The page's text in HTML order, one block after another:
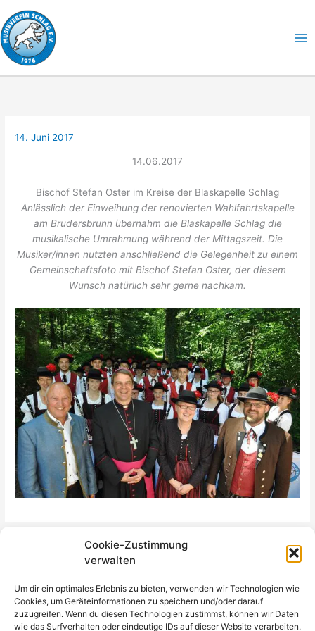
Cookie-Zustimmung
verwalten
Um dir ein optimales Erlebnis zu bieten, verwenden wir Technologien wie
Cookies, um Geräteinformationen zu speichern und/oder darauf
zuzugreifen. Wenn du diesen Technologien zustimmst, können wir Daten
wie das Surfverhalten oder eindeutige IDs auf dieser Website verarbeiten.
Inhalt
springen
14. Juni 2017
14.06.2017
Bischof Stefan Oster im Kreise der Blaskapelle Schlag
Anlässlich der Einweihung der renovierten Wahlfahrtskapelle
am Brudersbrunn übernahm die Blaskapelle Schlag die
musikalische Umrahmung während der Mittagszeit. Die
Musiker/innen nutzten anschließend die Gelegenheit zu einem
Gemeinschaftsfoto mit Bischof Stefan Oster, der diesem
Wunsch natürlich sehr gerne nachkam.
Vorheriger Beitrag Nächster Beitrag→
Musikverein Schlag e.V. | Adresse: Koeppelstraße 2, 94481 Grafenau